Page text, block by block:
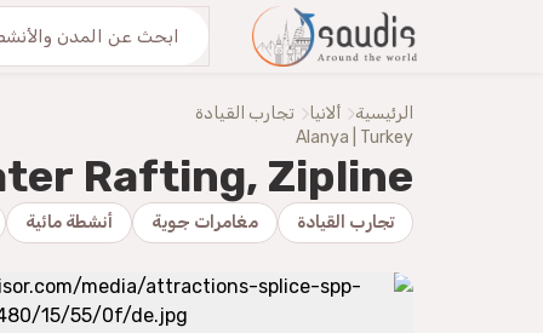
من نحنُ اكتشف معنا
الرئيسية ألانيا تجارب القيادة
Alanya | Turkey
Rafting, Zipline
تجارب القيادة مغامرات جوية أنشطة مائية